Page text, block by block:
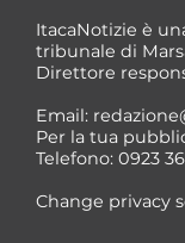
*
ItacaNotizie è
tribunale di
Direttore
Email:
Per la tua
Telefono: 0923
Change privacy